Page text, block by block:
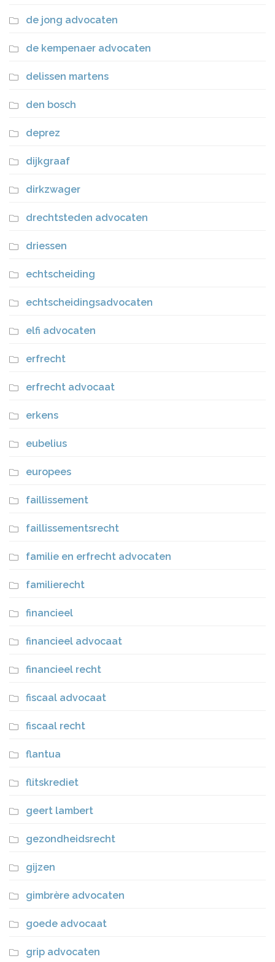
de jong advocaten
de kempenaer advocaten
delissen martens
den bosch
deprez
dijkgraaf
dirkzwager
drechtsteden advocaten
driessen
echtscheiding
echtscheidingsadvocaten
elfi advocaten
erfrecht
erfrecht advocaat
erkens
eubelius
europees
faillissement
faillissementsrecht
familie en erfrecht advocaten
familierecht
financieel
financieel advocaat
financieel recht
fiscaal advocaat
fiscaal recht
flantua
flitskrediet
geert lambert
gezondheidsrecht
gijzen
gimbrère advocaten
goede advocaat
grip advocaten